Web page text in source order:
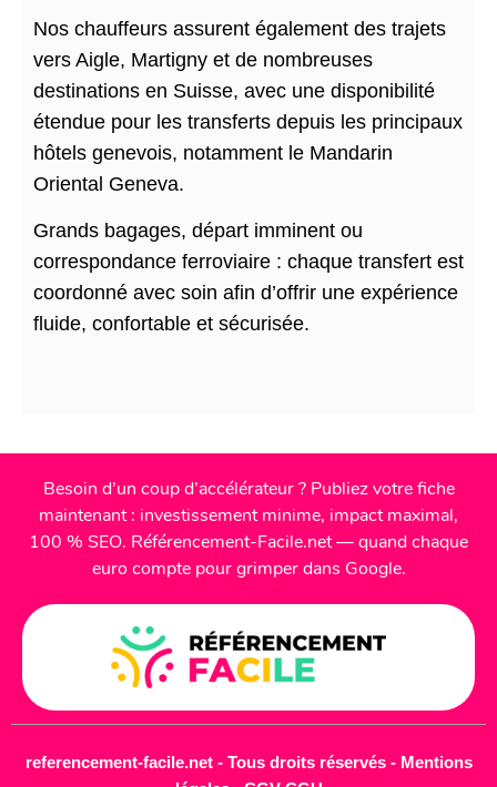
Nos chauffeurs assurent également des trajets
vers Aigle, Martigny et de nombreuses
destinations en Suisse, avec une disponibilité
étendue pour les transferts depuis les principaux
hôtels genevois, notamment le Mandarin
Oriental Geneva.
Grands bagages, départ imminent ou
correspondance ferroviaire : chaque transfert est
coordonné avec soin afin d’offrir une expérience
fluide, confortable et sécurisée.
Besoin d’un coup d’accélérateur ? Publiez votre fiche
maintenant : investissement minime, impact maximal,
100 % SEO. Référencement-Facile.net — quand chaque
euro compte pour grimper dans Google.
referencement-facile.net - Tous droits réservés - Mentions